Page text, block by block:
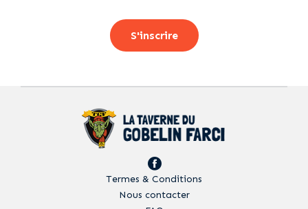
S'inscrire
Termes & Conditions
Nous contacter